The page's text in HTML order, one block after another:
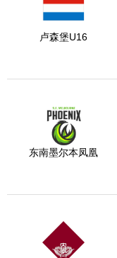
卢森堡U16
东南墨尔本凤凰